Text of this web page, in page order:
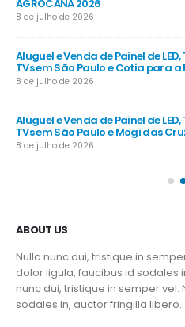
AGROCANA 2026
8 de julho de 2026
Aluguel e Venda de Painel de
TVs em São Paulo e Cotia para a
8 de julho de 2026
Aluguel e Venda de Painel de
TVs em São Paulo e Mogi das
8 de julho de 2026
ABOUT US
Nulla nunc dui, tristique in
dolor ligula, faucibus id sodales
nunc dui, tristique in semper
sodales in, auctor fringilla libero.